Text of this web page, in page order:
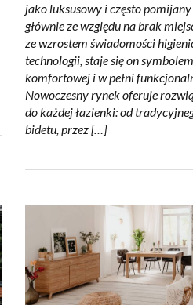
jako luksusowy i często
głównie ze względu na brak
ze wzrostem świadomości
technologii, staje się on
komfortowej i w pełni
Nowoczesny rynek oferuje
do każdej łazienki: od
bidetu, przez […]